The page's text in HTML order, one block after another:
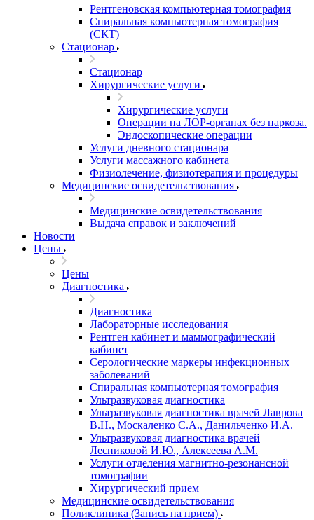
Рентгеновская компьютерная томография
Спиральная компьютерная томография
(СКТ)
Стационар
Стационар
Хирургические услуги
Хирургические услуги
Операции на ЛОР-органах без наркоза.
Эндоскопические операции
Услуги дневного стационара
Услуги массажного кабинета
Физиолечение, физиотерапия и процедуры
Медицинские освидетельствования
Медицинские освидетельствования
Выдача справок и заключений
Новости
Цены
Цены
Диагностика
Диагностика
Лабораторные исследования
Рентген кабинет и маммографический
кабинет
Серологические маркеры инфекционных
заболеваний
Спиральная компьютерная томография
Ультразвуковая диагностика
Ультразвуковая диагностика врачей Лаврова
В.Н., Москаленко С.А., Данильченко И.А.
Ультразвуковая диагностика врачей
Лесниковой И.Ю., Алексеева А.М.
Услуги отделения магнитно-резонансной
томографии
Хирургический прием
Медицинские освидетельствования
Поликлиника (Запись на прием)